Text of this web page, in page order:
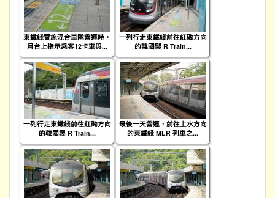
東鐵綫實施混合車隊營運時，
月台上指示乘客12卡車與...
一列行走東鐵綫前往紅磡方向
的韓國製 R Train...
一列行走東鐵綫前往紅磡方向
的韓國製 R Train...
最後一天營運，前往上水方向
的東鐵綫 MLR 列車之...